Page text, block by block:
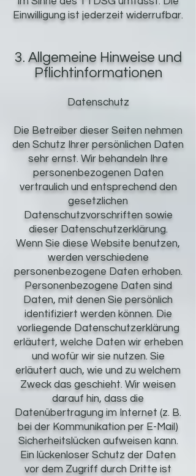
Einwilligung ist jederzeit widerrufbar.
3. Allgemeine Hinweise und
Pflichtinformationen
Datenschutz
Die Betreiber dieser Seiten nehmen
den Schutz Ihrer persönlichen Daten
sehr ernst. Wir behandeln Ihre
personenbezogenen Daten
vertraulich und entsprechend den
gesetzlichen
Datenschutzvorschriften sowie
dieser Datenschutzerklärung.
Wenn Sie diese Website benutzen,
werden verschiedene
personenbezogene Daten erhoben.
Personenbezogene Daten sind
Daten, mit denen Sie persönlich
identifiziert werden können. Die
vorliegende Datenschutzerklärung
erläutert, welche Daten wir erheben
und wofür wir sie nutzen. Sie
erläutert auch, wie und zu welchem
Zweck das geschieht. Wir weisen
darauf hin, dass die
Datenübertragung im Internet (z. B.
bei der Kommunikation per E-Mail)
Sicherheitslücken aufweisen kann.
Ein lückenloser Schutz der Daten
vor dem Zugriff durch Dritte ist